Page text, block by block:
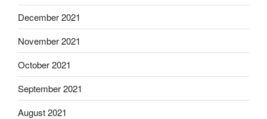
December 2021
November 2021
October 2021
September 2021
August 2021